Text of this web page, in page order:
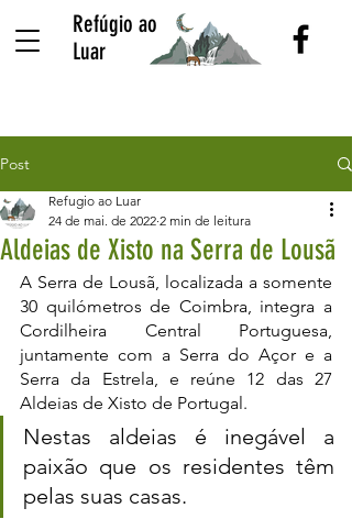
Refúgio ao
Luar
Post
Aldeias de Xisto na Serra de Lousã
Refugio ao Luar
24 de mai. de 2022 2 min de leitura
A Serra de Lousã, localizada a somente
30 quilómetros de Coimbra, integra a
Cordilheira Central Portuguesa,
juntamente com a Serra do Açor e a
Serra da Estrela, e reúne 12 das 27
Aldeias de Xisto de Portugal.
Nestas aldeias é inegável a
paixão que os residentes têm
pelas suas casas.